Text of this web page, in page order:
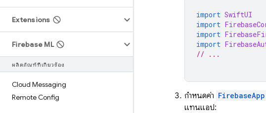
Extensions
Firebase ML
ผลิตภัณฑ์ที่เกี่ยวข้อง
Cloud Messaging
Remote Config
import SwiftUI
import
import
import
// ...
กำหนดค่า FirebaseApp
แทนแอป: